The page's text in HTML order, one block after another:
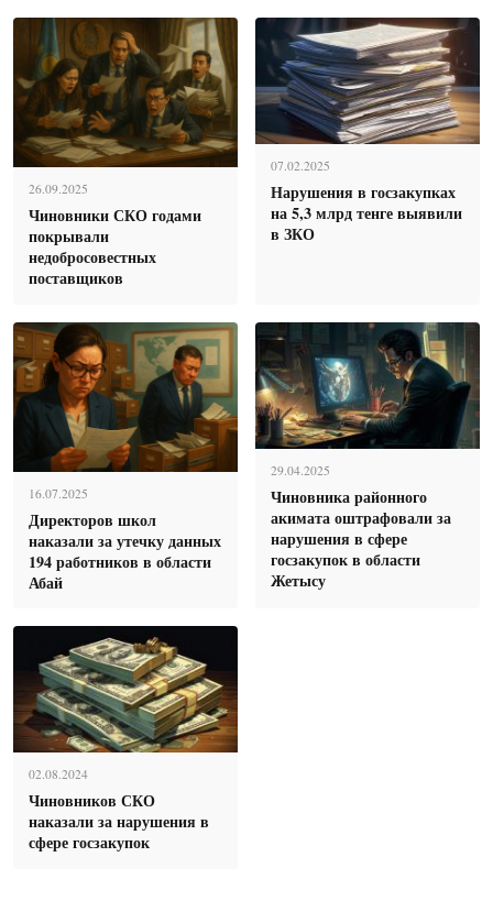
26.09.2025
Чиновники СКО годами
покрывали
недобросовестных
поставщиков
07.02.2025
Нарушения в госзакупках
на 5,3 млрд тенге выявили
в ЗКО
16.07.2025
Директоров школ
наказали за утечку данных
194 работников в области
Абай
29.04.2025
Чиновника районного
акимата оштрафовали за
нарушения в сфере
госзакупок в области
Жетысу
02.08.2024
Чиновников СКО
наказали за нарушения в
сфере госзакупок